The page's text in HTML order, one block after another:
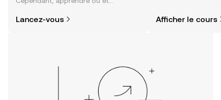
plus simple que vous ne l’imaginez.
Lancez-vous Afficher le cours